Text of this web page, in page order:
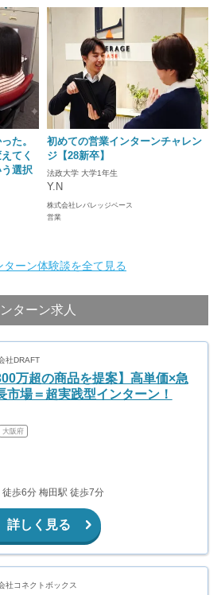
た。
てく
選択
初めての営業インターンチャレン
ジ【28新卒】
法政大学 大学1年生
Y.N
株式会社レバレッジベース
営業
ターン体験談を全て見る
ターン求人
社DRAFT
万超の商品を提案】高単価×急
市場＝超実践型インターン！
大阪府
歩6分 梅田駅 徒歩7分
詳しく見る
社コネクトボックス